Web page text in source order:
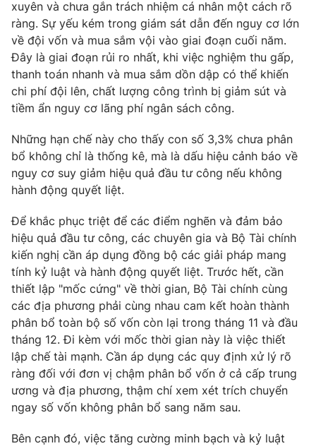
xuyên và chưa gắn trách nhiệm cá nhân một cách rõ
ràng. Sự yếu kém trong giám sát dẫn đến nguy cơ lớn
về đội vốn và mua sắm vội vào giai đoạn cuối năm.
Đây là giai đoạn rủi ro nhất, khi việc nghiệm thu gấp,
thanh toán nhanh và mua sắm dồn dập có thể khiến
chi phí đội lên, chất lượng công trình bị giảm sút và
tiềm ẩn nguy cơ lãng phí ngân sách công.
Những hạn chế này cho thấy con số 3,3% chưa phân
bổ không chỉ là thống kê, mà là dấu hiệu cảnh báo về
nguy cơ suy giảm hiệu quả đầu tư công nếu không
hành động quyết liệt.
Để khắc phục triệt để các điểm nghẽn và đảm bảo
hiệu quả đầu tư công, các chuyên gia và Bộ Tài chính
kiến nghị cần áp dụng đồng bộ các giải pháp mang
tính kỷ luật và hành động quyết liệt. Trước hết, cần
thiết lập "mốc cứng" về thời gian, Bộ Tài chính cùng
các địa phương phải cùng nhau cam kết hoàn thành
phân bổ toàn bộ số vốn còn lại trong tháng 11 và đầu
tháng 12. Đi kèm với mốc thời gian này là việc thiết
lập chế tài mạnh. Cần áp dụng các quy định xử lý rõ
ràng đối với đơn vị chậm phân bổ vốn ở cả cấp trung
ương và địa phương, thậm chí xem xét trích chuyển
ngay số vốn không phân bổ sang năm sau.
Bên cạnh đó, việc tăng cường minh bạch và kỷ luật